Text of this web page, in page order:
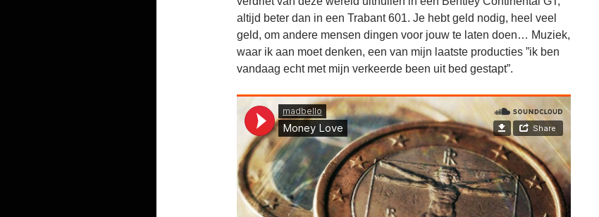
altijd beter dan in een Trabant 601. Je hebt geld nodig, heel veel
geld, om andere mensen dingen voor jouw te laten doen… Muziek,
waar ik aan moet denken, een van mijn laatste producties ”ik ben
vandaag echt met mijn verkeerde been uit bed gestapt”.